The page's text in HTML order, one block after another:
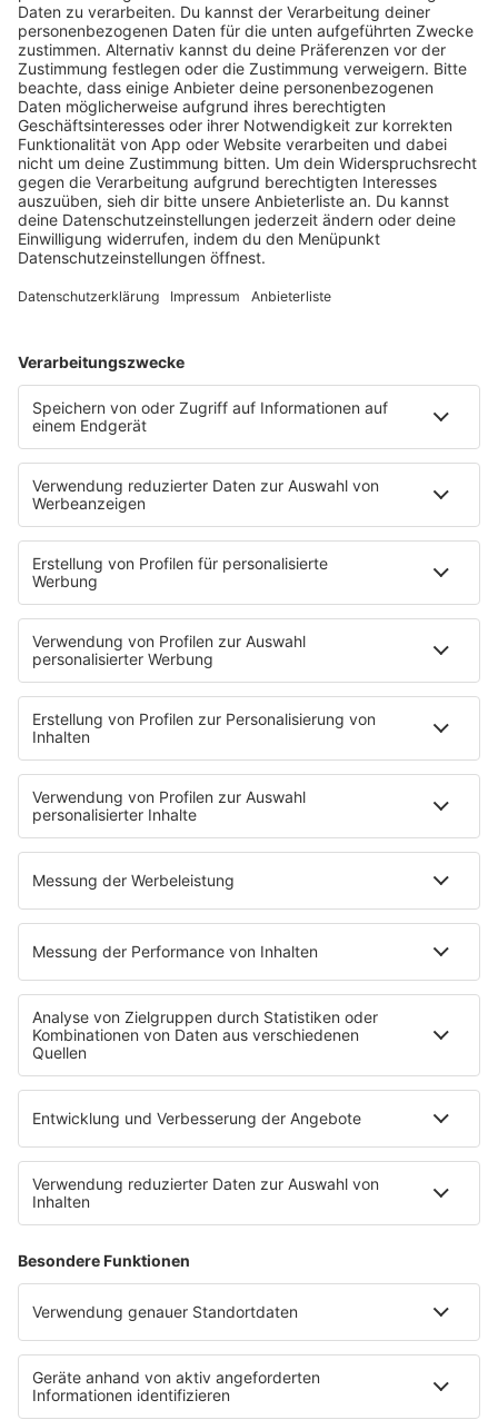
KW30 Album der Woche
SONNY FODERA “CAN WE DO IT
ALL AGAIN?”
Mit seinem sechsten Studioalbum präsentiert
Sonny Fodera ein Meisterwerk aus fünf Jahren
kreativer Arbeit – ein Zeugnis dafür, dass seine
HOME
PROGRAMM
Sendeplan
DJs
Playlist
MUSIC
Streams
Album der Woche
News
Highlights
Charts
EVENTS
Kontakt
Newsletter
Empfang
sunshine live App
werben bei SUNSHINE LIVE
SERVICE
Datenschutz
Datenschutzeinstellungen
Datenschutzerklärung zur sunshine live App
Impressum
Teilnahmebedingungen